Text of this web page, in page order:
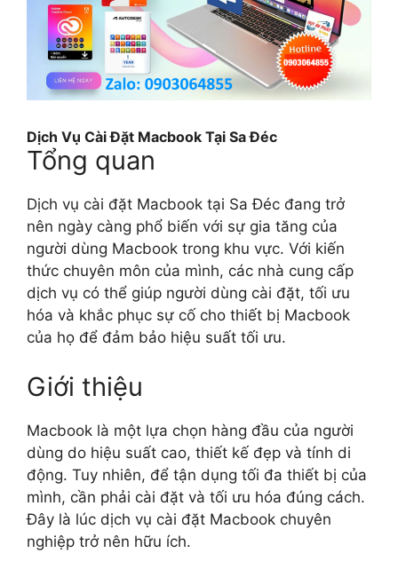
Dịch Vụ Cài Đặt Macbook Tại Sa Đéc
Tổng quan
Dịch vụ cài đặt Macbook tại Sa Đéc đang trở
nên ngày càng phổ biến với sự gia tăng của
người dùng Macbook trong khu vực. Với kiến
thức chuyên môn của mình, các nhà cung cấp
dịch vụ có thể giúp người dùng cài đặt, tối ưu
hóa và khắc phục sự cố cho thiết bị Macbook
của họ để đảm bảo hiệu suất tối ưu.
Giới thiệu
Macbook là một lựa chọn hàng đầu của người
dùng do hiệu suất cao, thiết kế đẹp và tính di
động. Tuy nhiên, để tận dụng tối đa thiết bị của
mình, cần phải cài đặt và tối ưu hóa đúng cách.
Đây là lúc dịch vụ cài đặt Macbook chuyên
nghiệp trở nên hữu ích.